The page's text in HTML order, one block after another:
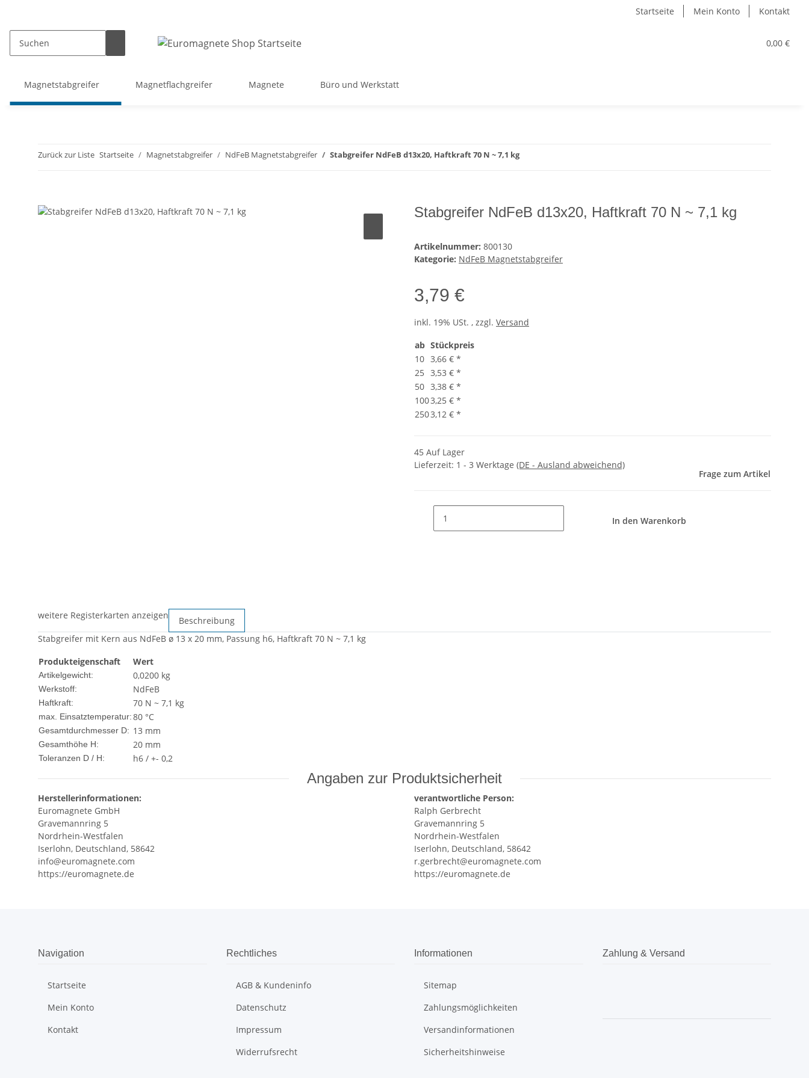
Startseite Mein Konto Kontakt
0,00 €
Magnetstabgreifer Magnetflachgreifer Magnete Büro und Werkstatt
Zurück zur Liste Startseite Magnetstabgreifer NdFeB Magnetstabgreifer Stabgreifer NdFeB d13x20, Haftkraft 70 N ~ 7,1 kg
Stabgreifer NdFeB d13x20, Haftkraft 70 N ~ 7,1 kg
Artikelnummer: 800130
Kategorie: NdFeB Magnetstabgreifer
3,79 €
inkl. 19% USt. , zzgl. Versand
ab Stückpreis
10 3,66 € *
25 3,53 € *
50 3,38 € *
1003,25 € *
2503,12 € *
45 Auf Lager
Lieferzeit: 1 - 3 Werktage (DE - Ausland abweichend)
Frage zum Artikel
In den Warenkorb
weitere Registerkarten anzeigen
Beschreibung
Stabgreifer mit Kern aus NdFeB ø 13 x 20 mm, Passung h6, Haftkraft 70 N ~ 7,1 kg
Produkteigenschaft
Wert
Artikelgewicht: 0,0200 kg
Werkstoff: NdFeB
Haftkraft: 70 N ~ 7,1 kg
max. Einsatztemperatur:80 °C
Gesamtdurchmesser D: 13 mm
Gesamthöhe H: 20 mm
Toleranzen D / H: h6 / +- 0,2
Angaben zur Produktsicherheit
Herstellerinformationen:
Euromagnete GmbH
Gravemannring 5
Nordrhein-Westfalen
Iserlohn, Deutschland, 58642
info@euromagnete.com
https://euromagnete.de
verantwortliche Person:
Ralph Gerbrecht
Gravemannring 5
Nordrhein-Westfalen
Iserlohn, Deutschland, 58642
r.gerbrecht@euromagnete.com
https://euromagnete.de
Navigation
Startseite
Mein Konto
Kontakt
Rechtliches
AGB & Kundeninfo
Datenschutz
Impressum
Widerrufsrecht
Informationen
Sitemap
Zahlungsmöglichkeiten
Versandinformationen
Sicherheitshinweise
Zahlung & Versand